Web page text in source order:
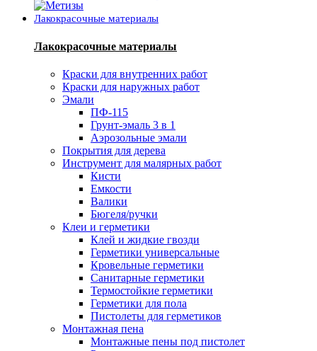
Лакокрасочные материалы
Лакокрасочные материалы
Краски для внутренних работ
Краски для наружных работ
Эмали
ПФ-115
Грунт-эмаль 3 в 1
Аэрозольные эмали
Покрытия для дерева
Инструмент для малярных работ
Кисти
Емкости
Валики
Бюгеля/ручки
Клеи и герметики
Клей и жидкие гвозди
Герметики универсальные
Кровельные герметики
Санитарные герметики
Термостойкие герметики
Герметики для пола
Пистолеты для герметиков
Монтажная пена
Монтажные пены под пистолет